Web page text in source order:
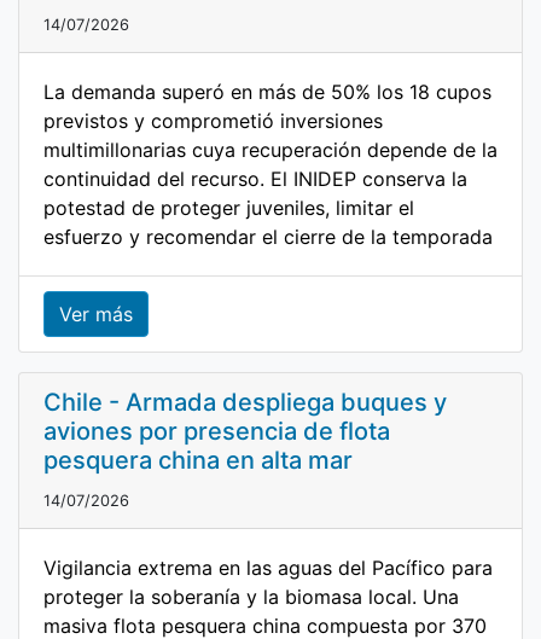
14/07/2026
La demanda superó en más de 50% los 18 cupos
previstos y comprometió inversiones
multimillonarias cuya recuperación depende de la
continuidad del recurso. El INIDEP conserva la
potestad de proteger juveniles, limitar el
esfuerzo y recomendar el cierre de la temporada
Ver más
Chile - Armada despliega buques y
aviones por presencia de flota
pesquera china en alta mar
14/07/2026
Vigilancia extrema en las aguas del Pacífico para
proteger la soberanía y la biomasa local. Una
masiva flota pesquera china compuesta por 370